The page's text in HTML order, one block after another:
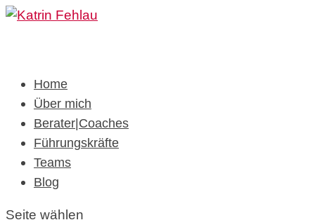
Home
Über mich
Berater|Coaches
Führungskräfte
Teams
Blog
Seite wählen